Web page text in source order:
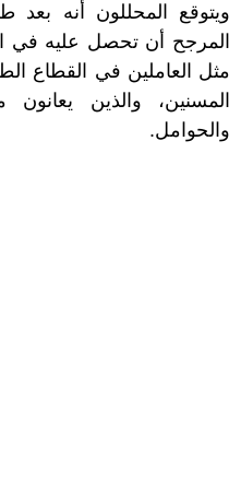
ويتوقع المحللون أنه
المرجح أن تحصل عليه في
مثل العاملين في القطاع
المسنين، والذين
والحوامل.